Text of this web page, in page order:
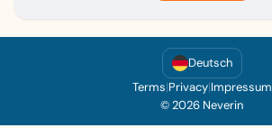
Deutsch
Terms|Privacy|Impressum
© 2026 Neverin